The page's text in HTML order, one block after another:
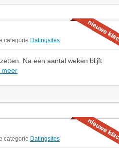
categorie Datingsites
Na een aantal weken blijft
meer
categorie Datingsites